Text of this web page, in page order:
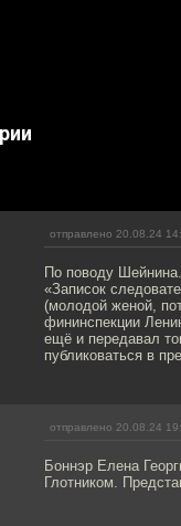
отправлено 20.08.24
По поводу
«Записок
(молодой женой,
фининспекции
ещё и передавал
публиковаться в
отправлено 20.08.24
Боннэр Елена
Глотником.